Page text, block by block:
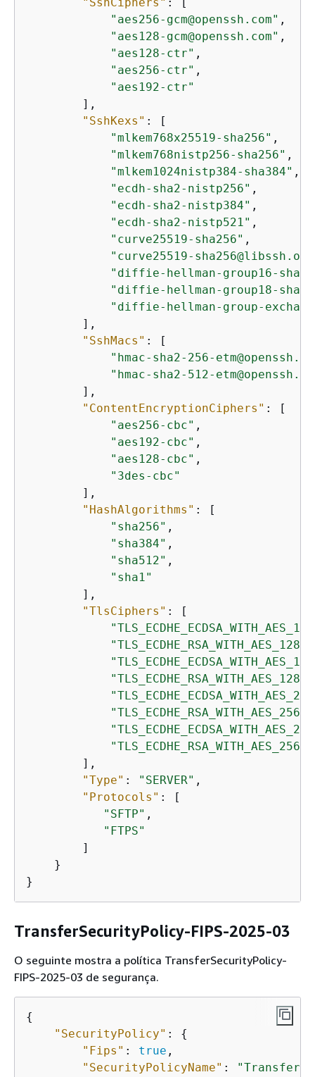
"aes256-gcm@openssh.com" ,
"aes128-gcm@openssh.com" ,
"aes128-ctr" ,
"aes256-ctr" ,
"aes192-ctr"
        ],
"SshKexs" : [
"mlkem768x25519-sha256" ,
"mlkem768nistp256-sha256" ,
"mlkem1024nistp384-sha384" ,
"ecdh-sha2-nistp256" ,
"ecdh-sha2-nistp384" ,
"ecdh-sha2-nistp521" ,
"curve25519-sha256" ,
"curve25519-
"diffie-hellman-group16-
"diffie-hellman-group18-
"diffie-hellman-group-
        ],
"SshMacs" : [
"hmac-sha2-256-
"hmac-sha2-512-
        ],
"ContentEncryptionCiphers" : [
"aes256-cbc" ,
"aes192-cbc" ,
"aes128-cbc" ,
"3des-cbc"
        ],
"HashAlgorithms" : [
"sha256" ,
"sha384" ,
"sha512" ,
"sha1"
        ],
"TlsCiphers" : [
        ],
"Type" : "SERVER" ,
"Protocols" : [
"SFTP" ,
"FTPS"
        ]
    }
}
TransferSecurityPolicy-FIPS-2025-03
O seguinte mostra a política TransferSecurityPolicy-
FIPS-2025-03 de segurança.
{
"SecurityPolicy" : {
"Fips" : true ,
"SecurityPolicyName" :